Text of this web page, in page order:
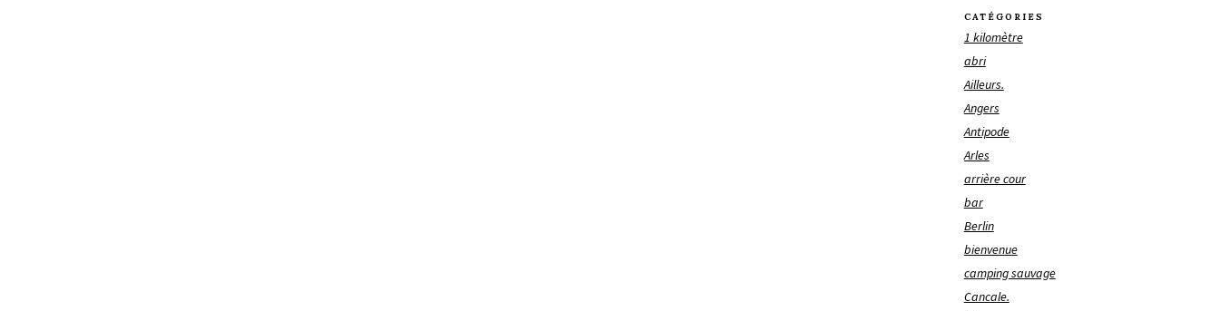
CATÉGORIES
1 kilomètre
abri
Ailleurs.
Angers
Antipode
Arles
arrière cour
bar
Berlin
bienvenue
camping sauvage
Cancale.